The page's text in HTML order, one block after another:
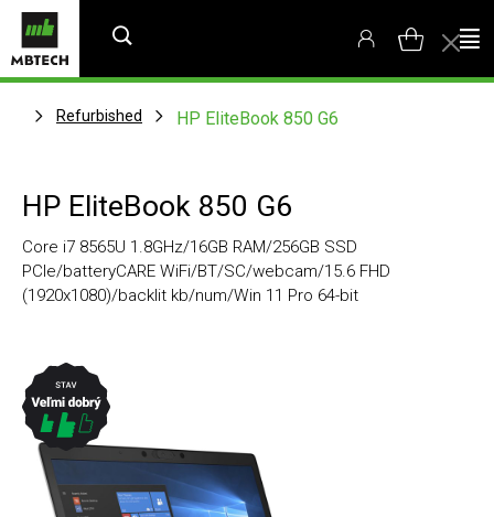
Refurbished HP EliteBook 850 G6
HP EliteBook 850 G6
Core i7 8565U 1.8GHz/16GB RAM/256GB SSD
PCIe/batteryCARE WiFi/BT/SC/webcam/15.6 FHD
(1920x1080)/backlit kb/num/Win 11 Pro 64-bit